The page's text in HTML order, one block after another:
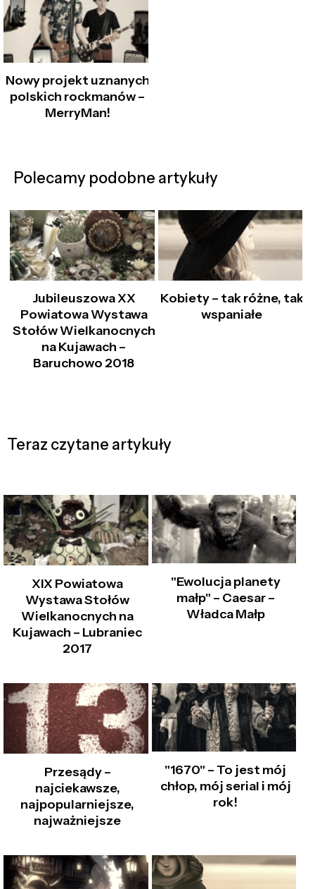
Nowy projekt uznanych
polskich rockmanów –
MerryMan!
Polecamy podobne artykuły
Jubileuszowa XX
Powiatowa Wystawa
Stołów Wielkanocnych
na Kujawach –
Baruchowo 2018
Kobiety – tak różne, tak
wspaniałe
Teraz czytane artykuły
XIX Powiatowa
Wystawa Stołów
Wielkanocnych na
Kujawach – Lubraniec
2017
"Ewolucja planety
małp" – Caesar –
Władca Małp
Przesądy –
najciekawsze,
najpopularniejsze,
najważniejsze
"1670" – To jest mój
chłop, mój serial i mój
rok!